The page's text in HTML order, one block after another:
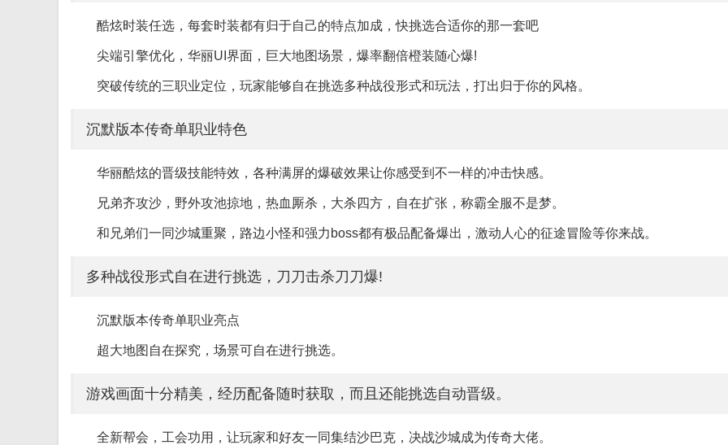
酷炫时装任选，每套时装都有归于自己的特点加成，快挑选合适你的那一套吧
尖端引擎优化，华丽UI界面，巨大地图场景，爆率翻倍橙装随心爆!
突破传统的三职业定位，玩家能够自在挑选多种战役形式和玩法，打出归于你的风格。
沉默版本传奇单职业特色
华丽酷炫的晋级技能特效，各种满屏的爆破效果让你感受到不一样的冲击快感。
兄弟齐攻沙，野外攻池掠地，热血厮杀，大杀四方，自在扩张，称霸全服不是梦。
和兄弟们一同沙城重聚，路边小怪和强力boss都有极品配备爆出，激动人心的征途冒险等你来战。
多种战役形式自在进行挑选，刀刀击杀刀刀爆!
沉默版本传奇单职业亮点
超大地图自在探究，场景可自在进行挑选。
游戏画面十分精美，经历配备随时获取，而且还能挑选自动晋级。
全新帮会，工会功用，让玩家和好友一同集结沙巴克，决战沙城成为传奇大佬。